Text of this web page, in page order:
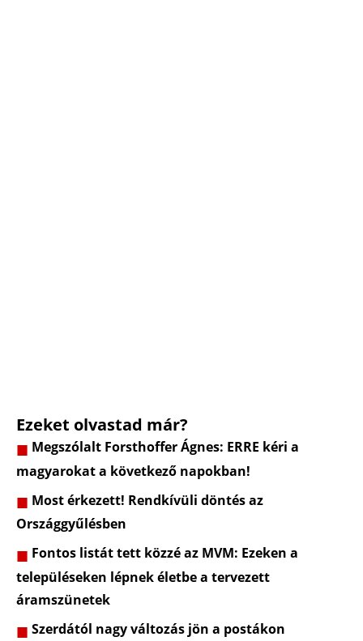
Ezeket olvastad már?
Megszólalt Forsthoffer Ágnes: ERRE kéri a
magyarokat a következő napokban!
Most érkezett! Rendkívüli döntés az
Országgyűlésben
Fontos listát tett közzé az MVM: Ezeken a
településeken lépnek életbe a tervezett
áramszünetek
Szerdától nagy változás jön a postákon